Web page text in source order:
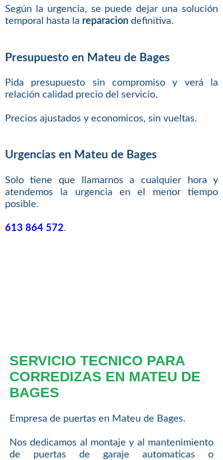
Según la urgencia, se puede dejar una solución
temporal hasta la reparaciondefinitiva.
Presupuesto en Mateu de Bages
Pida presupuesto sin compromiso y verá la
relación calidad precio del servicio.
Precios ajustados y economicos, sin vueltas.
Urgencias en Mateu de Bages
Solo tiene que llamarnos a cualquier hora y
atendemos la urgencia en el menor tiempo
posible.
613 864 572.
SERVICIO TECNICO PARA
CORREDIZAS EN MATEU DE
BAGES
Empresa de puertas en Mateu de Bages.
Nos dedicamos al montaje y al mantenimiento
de puertas de garaje automaticas o